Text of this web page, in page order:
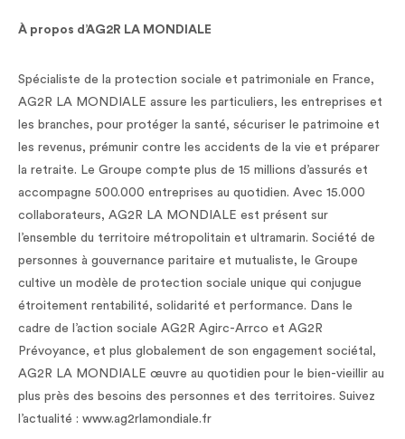
À propos d’AG2R LA MONDIALE
Spécialiste de la protection sociale et patrimoniale en France,
AG2R LA MONDIALE assure les particuliers, les entreprises et
les branches, pour protéger la santé, sécuriser le patrimoine et
les revenus, prémunir contre les accidents de la vie et préparer
la retraite. Le Groupe compte plus de 15 millions d’assurés et
accompagne 500.000 entreprises au quotidien. Avec 15.000
collaborateurs, AG2R LA MONDIALE est présent sur
l’ensemble du territoire métropolitain et ultramarin. Société de
personnes à gouvernance paritaire et mutualiste, le Groupe
cultive un modèle de protection sociale unique qui conjugue
étroitement rentabilité, solidarité et performance. Dans le
cadre de l’action sociale AG2R Agirc-Arrco et AG2R
Prévoyance, et plus globalement de son engagement sociétal,
AG2R LA MONDIALE œuvre au quotidien pour le bien-vieillir au
plus près des besoins des personnes et des territoires. Suivez
l’actualité : www.ag2rlamondiale.fr